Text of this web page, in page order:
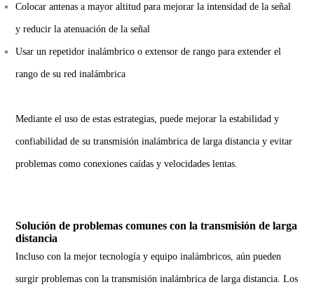
Colocar antenas a mayor altitud para mejorar la intensidad de la señal
y reducir la atenuación de la señal
Usar un repetidor inalámbrico o extensor de rango para extender el
rango de su red inalámbrica
Mediante el uso de estas estrategias, puede mejorar la estabilidad y
confiabilidad de su transmisión inalámbrica de larga distancia y evitar
problemas como conexiones caídas y velocidades lentas.
Solución de problemas comunes con la transmisión de larga
distancia
Incluso con la mejor tecnología y equipo inalámbricos, aún pueden
surgir problemas con la transmisión inalámbrica de larga distancia. Los